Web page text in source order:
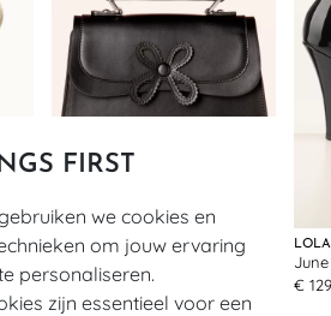
FIRST
we cookies en
om jouw ervaring
personaliseren.
zijn essentieel voor een
62
BANNED RETRO
Noelle handtas in zwart
€ 69,95
€